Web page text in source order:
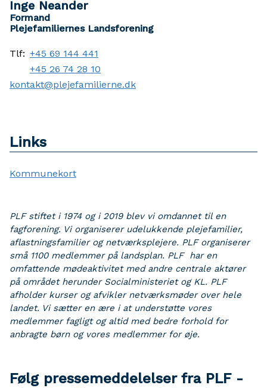
Inge Neander
Formand
Plejefamiliernes Landsforening
Tlf: +45 69 144 441
+45 26 74 28 10
kontakt@plejefamilierne.dk
Links
Kommunekort
PLF stiftet i 1974 og i 2019 blev vi omdannet til en
fagforening. Vi organiserer udelukkende plejefamilier,
aflastningsfamilier og netværksplejere. PLF organiserer
små 1100 medlemmer på landsplan. PLF har en
omfattende mødeaktivitet med andre centrale aktører
på området herunder Socialministeriet og KL. PLF
afholder kurser og afvikler netværksmøder over hele
landet. Vi sætter en ære i at understøtte vores
medlemmer fagligt og altid med bedre forhold for
anbragte børn og vores medlemmer for øje.
Følg pressemeddelelser fra PLF -